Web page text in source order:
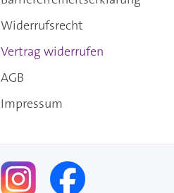
Widerrufsrecht
Vertrag widerrufen
AGB
Impressum